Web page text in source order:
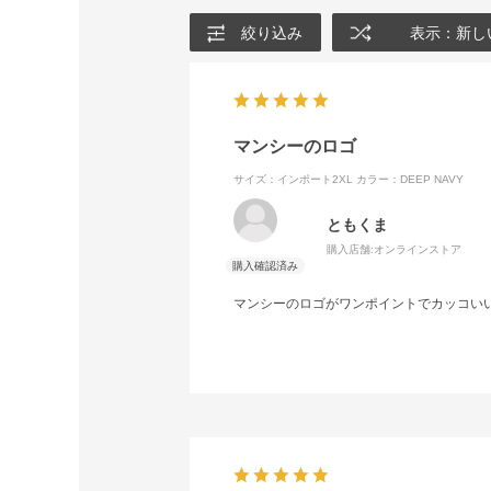
絞り込み 表示：新し
マンシーのロゴ
サイズ：インポート2XL カラー：DEEP NAVY
ともくま
購入店舗:オンラインストア
マンシーのロゴがワンポイントでカッコい